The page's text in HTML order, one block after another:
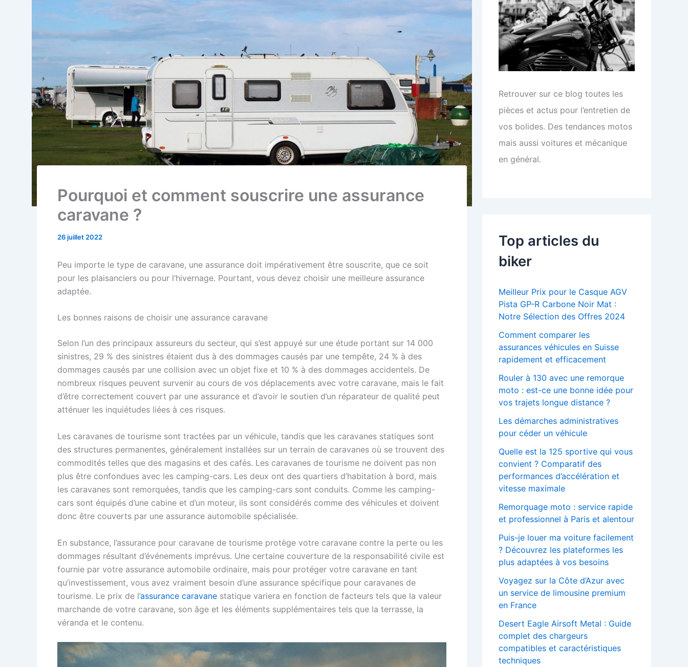
Pourquoi et comment souscrire une assurance
caravane ?
26 juillet 2022
Peu importe le type de caravane, une assurance doit impérativement être souscrite, que ce soit
pour les plaisanciers ou pour l’hivernage. Pourtant, vous devez choisir une meilleure assurance
adaptée.
Les bonnes raisons de choisir une assurance caravane
Selon l’un des principaux assureurs du secteur, qui s’est appuyé sur une étude portant sur 14 000
sinistres, 29 % des sinistres étaient dus à des dommages causés par une tempête, 24 % à des
dommages causés par une collision avec un objet fixe et 10 % à des dommages accidentels. De
nombreux risques peuvent survenir au cours de vos déplacements avec votre caravane, mais le fait
d’être correctement couvert par une assurance et d’avoir le soutien d’un réparateur de qualité peut
atténuer les inquiétudes liées à ces risques.
Les caravanes de tourisme sont tractées par un véhicule, tandis que les caravanes statiques sont
des structures permanentes, généralement installées sur un terrain de caravanes où se trouvent des
commodités telles que des magasins et des cafés. Les caravanes de tourisme ne doivent pas non
plus être confondues avec les camping-cars. Les deux ont des quartiers d’habitation à bord, mais
les caravanes sont remorquées, tandis que les camping-cars sont conduits. Comme les camping-
cars sont équipés d’une cabine et d’un moteur, ils sont considérés comme des véhicules et doivent
donc être couverts par une assurance automobile spécialisée.
En substance, l’assurance pour caravane de tourisme protège votre caravane contre la perte ou les
dommages résultant d’événements imprévus. Une certaine couverture de la responsabilité civile est
fournie par votre assurance automobile ordinaire, mais pour protéger votre caravane en tant
qu’investissement, vous avez vraiment besoin d’une assurance spécifique pour caravanes de
tourisme. Le prix de l’assurance caravane statique variera en fonction de facteurs tels que la valeur
marchande de votre caravane, son âge et les éléments supplémentaires tels que la terrasse, la
véranda et le contenu.
Retrouver sur ce blog toutes les
pièces et actus pour l’entretien de
vos bolides. Des tendances motos
mais aussi voitures et mécanique
en général.
Top articles du
biker
Meilleur Prix pour le Casque AGV
Pista GP-R Carbone Noir Mat :
Notre Sélection des Offres 2024
Comment comparer les
assurances véhicules en Suisse
rapidement et efficacement
Rouler à 130 avec une remorque
moto : est-ce une bonne idée pour
vos trajets longue distance ?
Les démarches administratives
pour céder un véhicule
Quelle est la 125 sportive qui vous
convient ? Comparatif des
performances d’accélération et
vitesse maximale
Remorquage moto : service rapide
et professionnel à Paris et alentour
Puis-je louer ma voiture facilement
? Découvrez les plateformes les
plus adaptées à vos besoins
Voyagez sur la Côte d’Azur avec
un service de limousine premium
en France
Desert Eagle Airsoft Metal : Guide
complet des chargeurs
compatibles et caractéristiques
techniques